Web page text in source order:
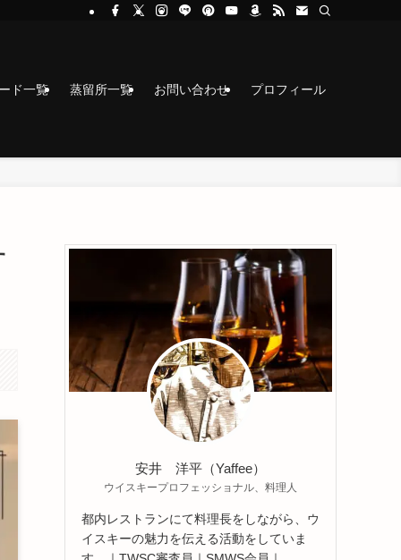
ド一覧 蒸留所一覧 お問い合わせ プロフィール
安井 洋平（Yaffee）
ウイスキープロフェッショナル、料理人
都内レストランにて料理長をしながら、ウ
イスキーの魅力を伝える活動をしていま